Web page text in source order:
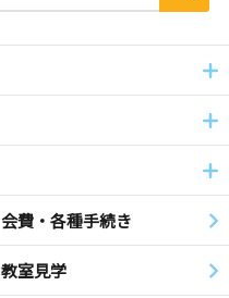
会費・各種手続き
教室見学